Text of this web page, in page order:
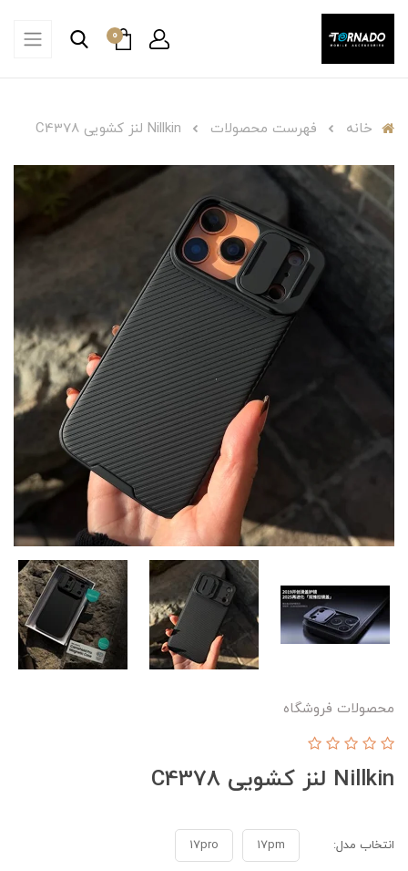
0
خانه فهرست محصولات Nillkin لنز کشویی C4378
محصولات فروشگاه
Nillkin لنز کشویی C4378
انتخاب مدل: 17pm
17pro